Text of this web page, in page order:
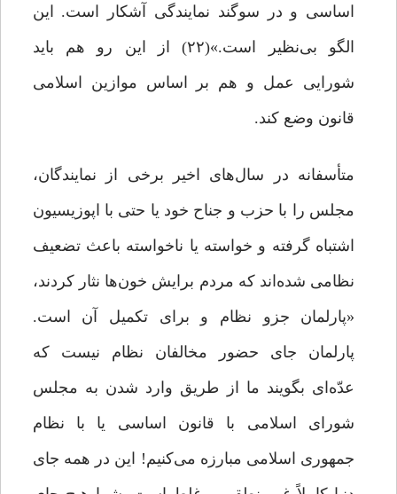
اساسی و در سوگند نمایندگی آشکار است. این
الگو بی‌نظیر است.»(۲۲) از این ‌رو هم باید
شورایی عمل و هم بر اساس موازین اسلامی
قانون وضع کند.
متأسفانه در سال‌های اخیر برخی از نمایندگان،
مجلس را با حزب و جناح خود یا حتی با اپوزیسیون
اشتباه گرفته و خواسته یا ناخواسته باعث تضعیف
نظامی شده‌اند که مردم برایش خون‌ها نثار کردند،
«پارلمان جزو نظام و برای تکمیل آن است.
پارلمان جای حضور مخالفان نظام نیست که
عدّه‌ای بگویند ما از طریق وارد شدن به مجلس
شورای اسلامی با قانون اساسی یا با نظام
جمهوری اسلامی مبارزه می‌کنیم! این در همه جای